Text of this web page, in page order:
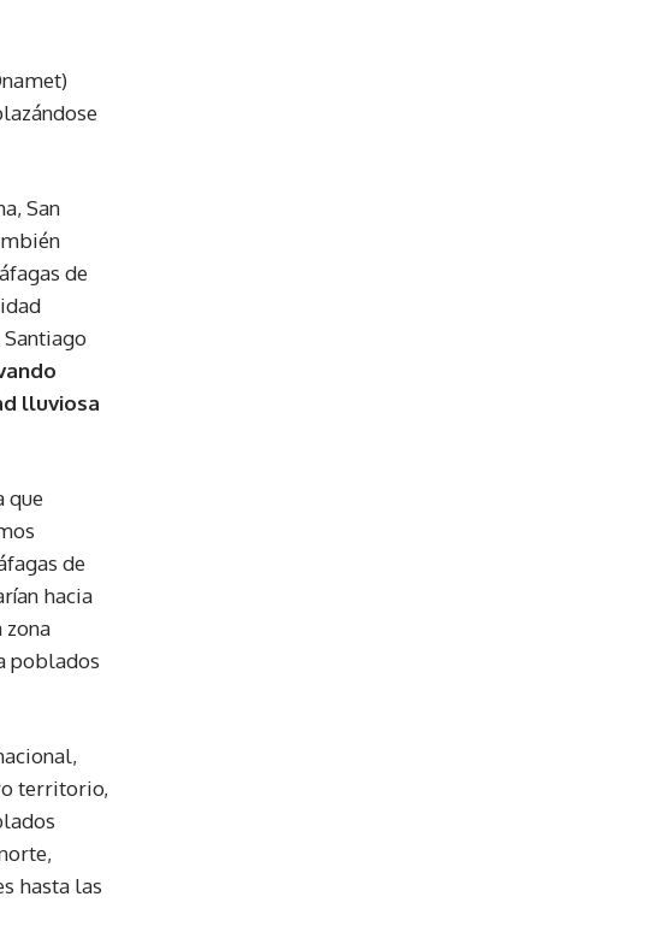
San
de
Santiago
lluviosa
que
de
hacia
zona
poblados
territorio,
hasta las